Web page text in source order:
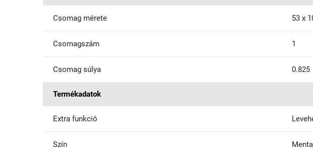
Csomag mérete 53 x
Csomagszám 1
Csomag súlya 0.825
Termékadatok
Extra funkció
Szín